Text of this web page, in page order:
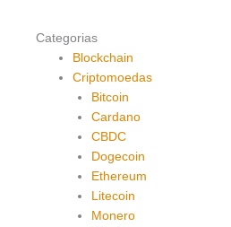
Categorias
Blockchain
Criptomoedas
Bitcoin
Cardano
CBDC
Dogecoin
Ethereum
Litecoin
Monero